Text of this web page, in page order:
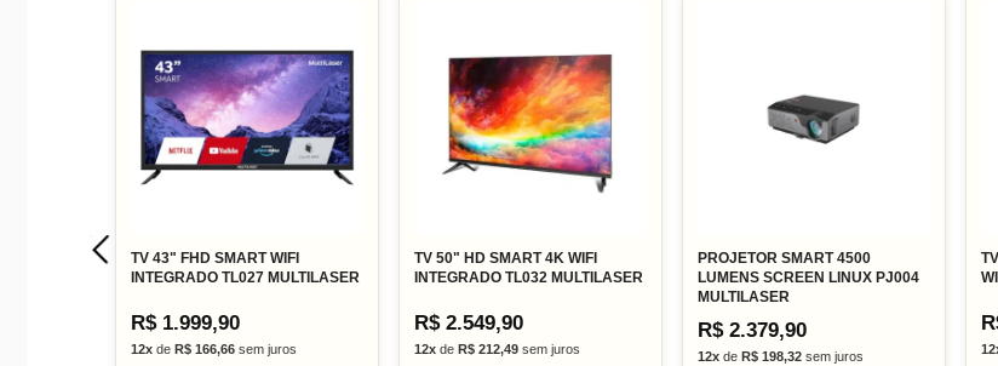
Smart TV
Wi-Fi integrado
HDMI e USB
TV 43" FHD SMART WIFI
INTEGRADO TL027 MULTILASER
R$ 1.999,90
12x de R$ 166,66 sem juros
TV 50" HD SMART 4K WIFI
INTEGRADO TL032 MULTILASER
R$ 2.549,90
12x de R$ 212,49 sem juros
PROJETOR SMART 4500
LUMENS SCREEN LINUX PJ004
MULTILASER
R$ 2.379,90
12x de R$ 198,32 sem juros